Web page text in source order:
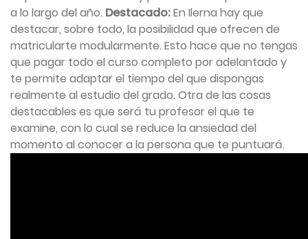
a lo largo del año. Destacado:En Ilerna hay que
destacar, sobre todo, la posibilidad que ofrecen de
matricularte modularmente. Esto hace que no tengas
que pagar todo el curso completo por adelantado y
te permite adaptar el tiempo del que dispongas
realmente al estudio del grado. Otra de las cosas
destacables es que será tu profesor el que te
examine, con lo cual se reduce la ansiedad del
momento al conocer a la persona que te puntuará.